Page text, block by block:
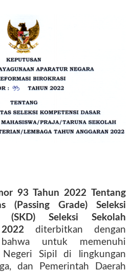
93 Tahun 2022 Tentang
(Passing Grade) Seleksi
(SKD) Seleksi Sekolah
diterbitkan dengan
untuk memenuhi
Negeri Sipil di lingkungan
dan Pemerintah Daerah